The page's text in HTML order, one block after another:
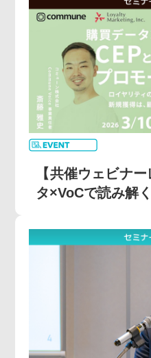
【共催ウェビナ
タ×VoCで読み解